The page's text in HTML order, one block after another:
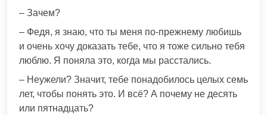
– Зачем?
– Федя, я знаю, что ты меня по-прежнему любишь
и очень хочу доказать тебе, что я тоже сильно тебя
люблю. Я поняла это, когда мы расстались.
– Неужели? Значит, тебе понадобилось целых семь
лет, чтобы понять это. И всё? А почему не десять
или пятнадцать?